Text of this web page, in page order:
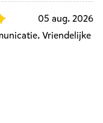
05 aug. 2026
Vriendelijke